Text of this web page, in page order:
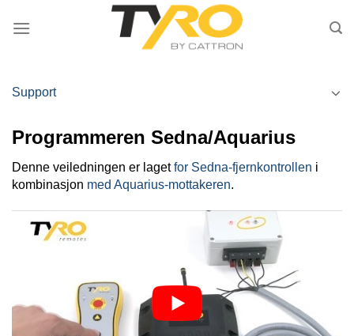
Programmeren Sedna/Aquarius
Denne veiledningen er lagetfor Sedna-fjernkontrollen i
kombinasjon med Aquarius-mottakeren.
Support